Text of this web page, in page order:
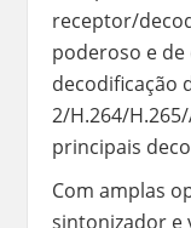
receptor/
poderoso e
decodificação
2/H.264/
principais
Com amplas
sintonizador e